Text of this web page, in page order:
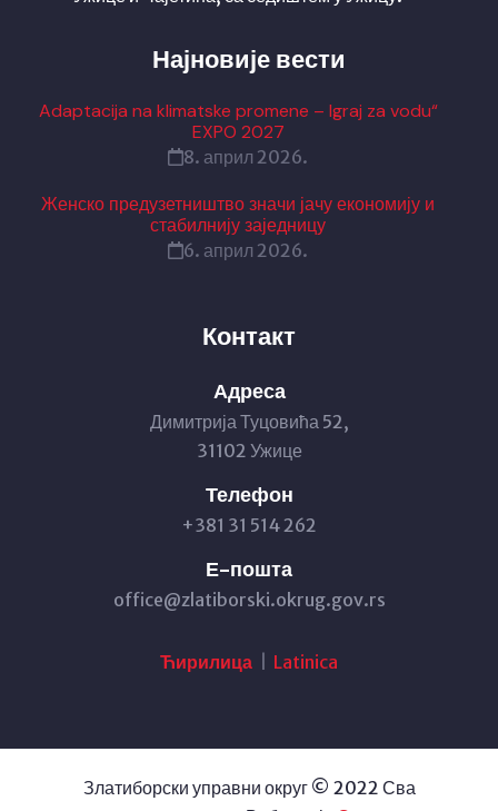
Најновије вести
Adaptacija na klimatske promene – Igraj za vodu“
EXPO 2027
8. април 2026.
Женско предузетништво значи јачу економију и
стабилнију заједницу
6. април 2026.
Контакт
Адреса
Димитрија Туцовића 52,
31102 Ужице
Телефон
+381 31 514 262
Е-пошта
office@zlatiborski.okrug.gov.rs
Ћирилица Latinica
Златиборски управни округ © 2022 Сва